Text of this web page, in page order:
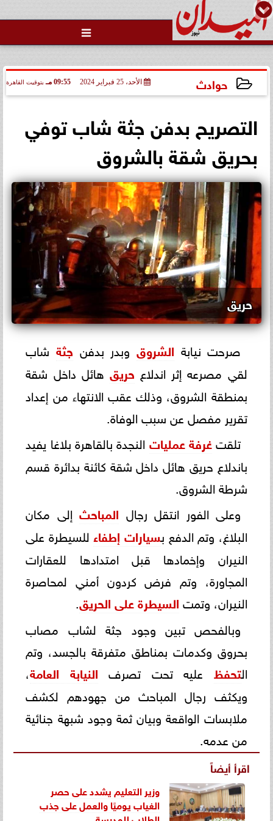

حوادث الأحد، 25 فبراير 2024 09:55 مـ بتوقيت القاهرة
التصريح بدفن جثة شاب توفي
بحريق شقة بالشروق
حريق
صرحت نيابة الشروقوبدر بدفن جثةشاب
لقي مصرعه إثر اندلاع حريق هائل داخل شقة
بمنطقة الشروق، وذلك عقب الانتهاء من إعداد
تقرير مفصل عن سبب الوفاة.
تلقتغرفة عمليات النجدة بالقاهرة بلاغا يفيد
باندلاع حريق هائل داخل شقة كائنة بدائرة قسم
شرطة الشروق.
وعلى الفور انتقل رجال المباحثإلى مكان
البلاغ، وتم الدفع بسيارات إطفاءللسيطرة على
النيران وإخمادها قبل امتدادها للعقارات
المجاورة، وتم فرض كردون أمني لمحاصرة
النيران، وتمت السيطرة على الحريق.
وبالفحص تبين وجود جثة لشاب مصاب
بحروق وكدمات بمناطق متفرقة بالجسد، وتم
التحفظ عليه تحت تصرف النيابة العامة،
ويكثف رجال المباحث من جهودهم لكشف
ملابسات الواقعة وبيان ثمة وجود شبهة جنائية
من عدمه.
اقرأ أيضاً
وزير التعليم يشدد على حصر
الغياب يوميًا والعمل على جذب